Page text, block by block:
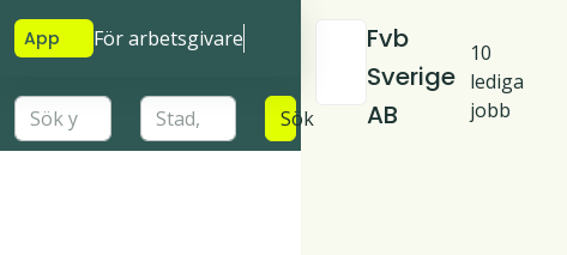
App För arbetsgivare
Sök
Fvb
Sverige
AB
10
lediga
jobb